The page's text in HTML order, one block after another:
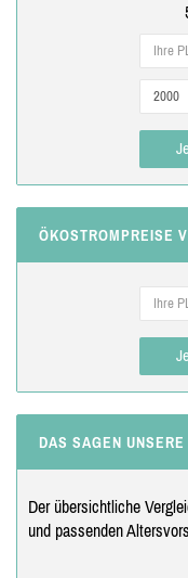
ÖKOSTROMPREISE
DAS SAGEN UNSERE
Der übersichtliche
und passenden